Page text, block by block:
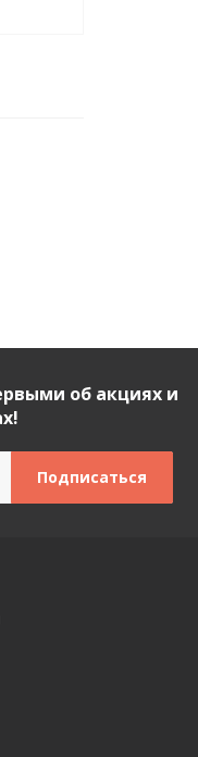
об акциях и